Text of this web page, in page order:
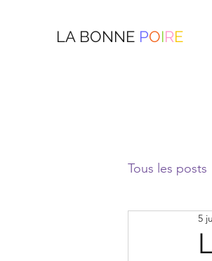
LA BONNE POIRE
Tous les posts
5